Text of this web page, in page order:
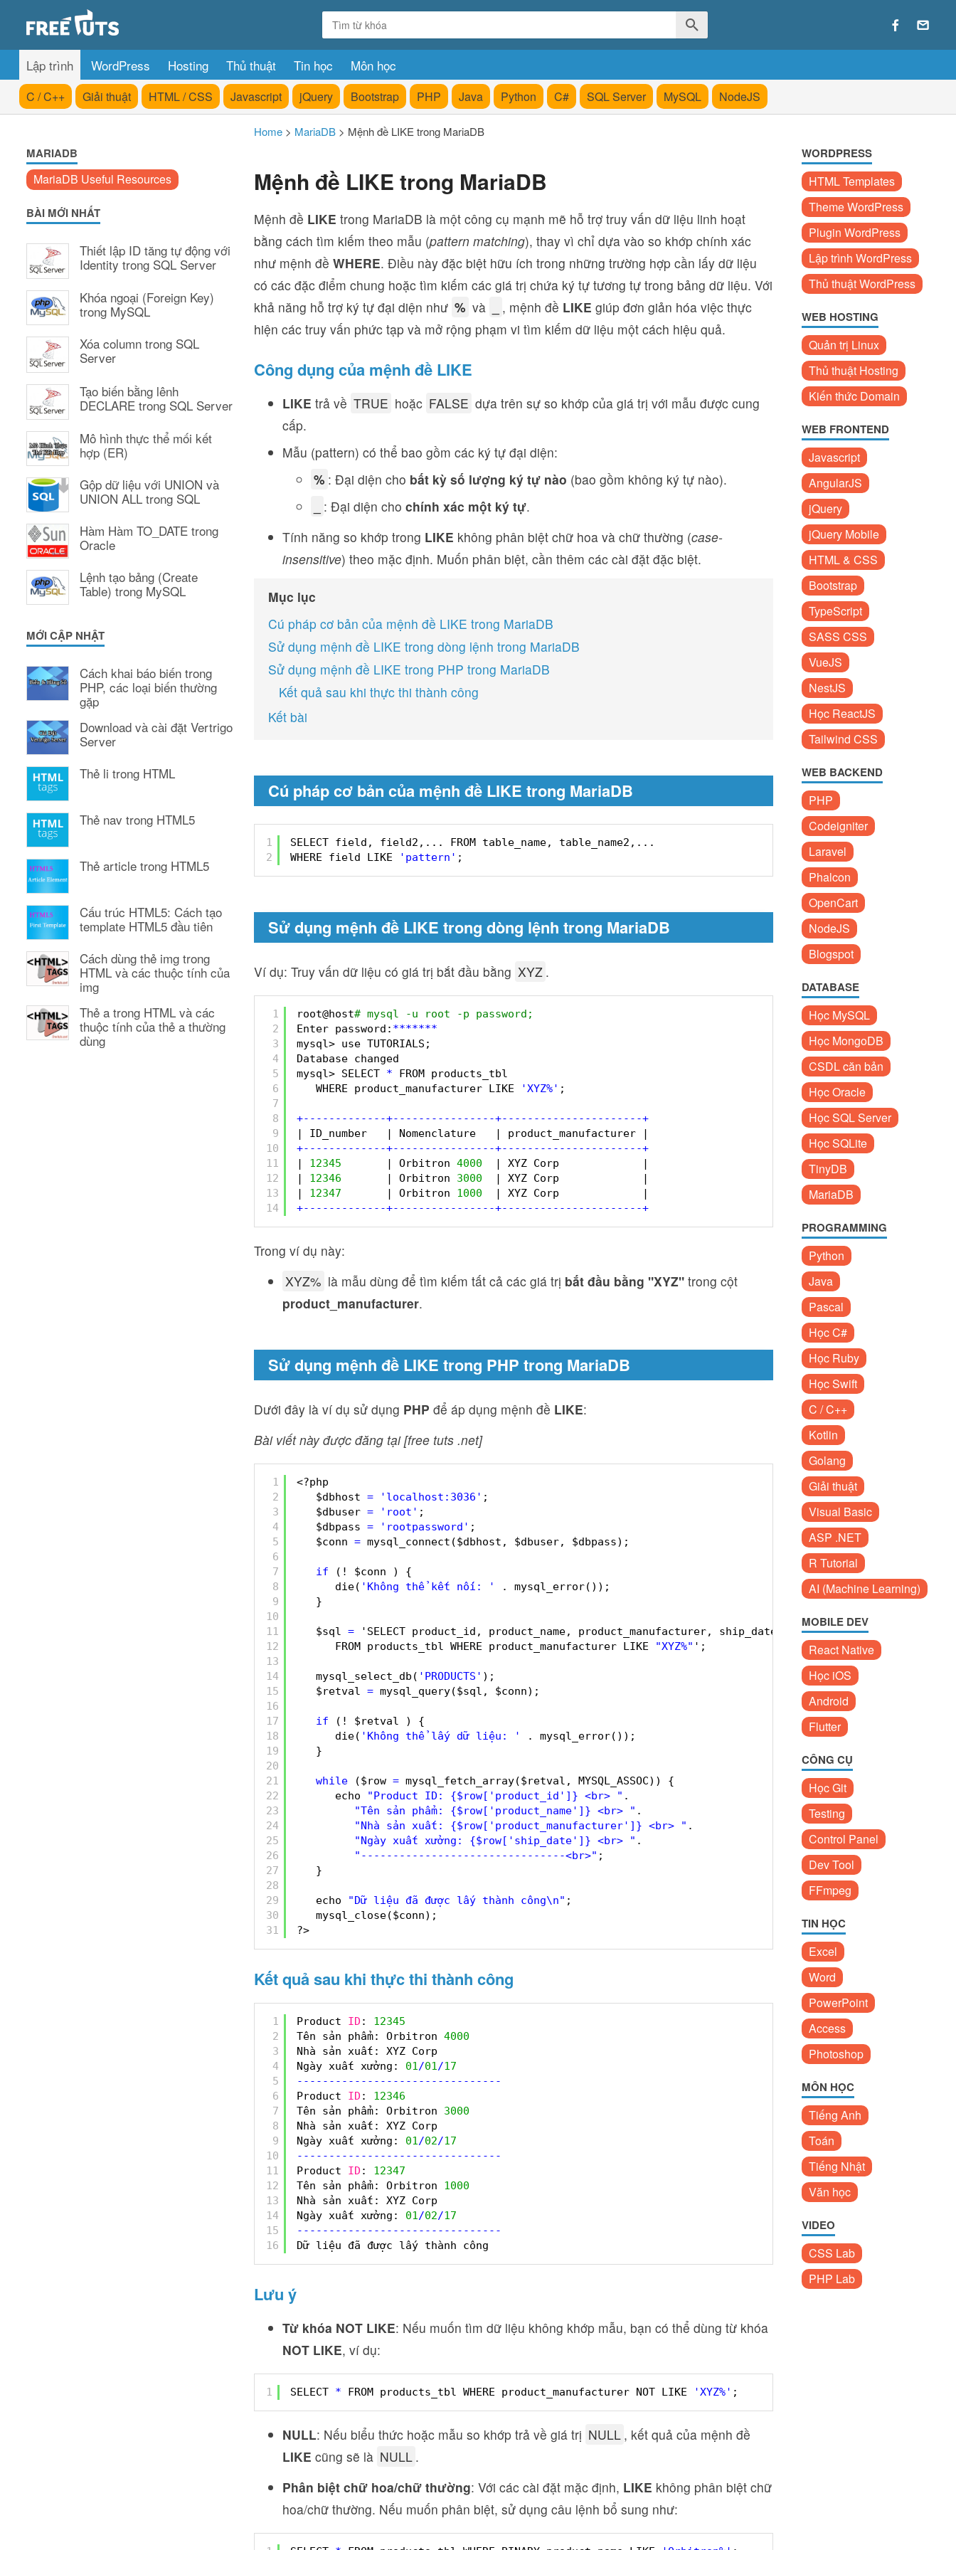
Lập trình WordPress Hosting Thủ thuật Tin học Môn học
C / C++ Giải thuật HTML / CSS Javascript jQuery Bootstrap PHP Java Python C# SQL Server MySQL NodeJS
MARIADB
MariaDB Useful Resources
BÀI MỚI NHẤT
Thiết lập ID tăng tự động với
Identity trong SQL Server
Khóa ngoại (Foreign Key)
trong MySQL
Xóa column trong SQL
Server
Tạo biến bằng lênh
DECLARE trong SQL Server
Mô hình thực thể mối kết
hợp (ER)
Gộp dữ liệu với UNION và
UNION ALL trong SQL
Hàm Hàm TO_DATE trong
Oracle
Lệnh tạo bảng (Create
Table) trong MySQL
MỚI CẬP NHẬT
Cách khai báo biến trong
PHP, các loại biến thường
gặp
Download và cài đặt Vertrigo
Server
Thẻ li trong HTML
Thẻ nav trong HTML5
Thẻ article trong HTML5
Cấu trúc HTML5: Cách tạo
template HTML5 đầu tiên
Cách dùng thẻ img trong
HTML và các thuộc tính của
img
Thẻ a trong HTML và các
thuộc tính của thẻ a thường
dùng
Home > MariaDB > Mệnh đề LIKE trong MariaDB
Mệnh đề LIKE trong MariaDB
Mệnh đề LIKE trong MariaDB là một công cụ mạnh mẽ hỗ trợ truy vấn dữ liệu linh hoạt
bằng cách tìm kiếm theo mẫu (pattern matching), thay vì chỉ dựa vào so khớp chính xác
như mệnh đề WHERE. Điều này đặc biệt hữu ích trong những trường hợp cần lấy dữ liệu
có các đặc điểm chung hoặc tìm kiếm các giá trị chứa ký tự tương tự trong bảng dữ liệu. Với
khả năng hỗ trợ ký tự đại diện như % và , mệnh đề LIKE giúp đơn giản hóa việc thực
hiện các truy vấn phức tạp và mở rộng phạm vi tìm kiếm dữ liệu một cách hiệu quả.
Công dụng của mệnh đề LIKE
LIKE trả về TRUE hoặc FALSE dựa trên sự so khớp của giá trị với mẫu được cung
cấp.
Mẫu (pattern) có thể bao gồm các ký tự đại diện:
% : Đại diện cho bất kỳ số lượng ký tự nào (bao gồm không ký tự nào).
: Đại diện cho chính xác một ký tự.
Tính năng so khớp trong LIKE không phân biệt chữ hoa và chữ thường (case-
insensitive) theo mặc định. Muốn phân biệt, cần thêm các cài đặt đặc biệt.
Mục lục
Cú pháp cơ bản của mệnh đề LIKE trong MariaDB
Sử dụng mệnh đề LIKE trong dòng lệnh trong MariaDB
Sử dụng mệnh đề LIKE trong PHP trong MariaDB
Kết quả sau khi thực thi thành công
Kết bài
Cú pháp cơ bản của mệnh đề LIKE trong MariaDB
1
2
SELECT field, field2,... FROM table_name, table_name2,...
WHERE field LIKE
'pattern' ;
Sử dụng mệnh đề LIKE trong dòng lệnh trong MariaDB
Ví dụ: Truy vấn dữ liệu có giá trị bắt đầu bằng XYZ .
1
2
3
4
5
6
7
8
9
10
11
12
13
14
root@host# mysql -u root -p password;
Enter password: *******
mysql> use TUTORIALS;
Database changed
mysql> SELECT *
FROM products_tbl
WHERE product_manufacturer LIKE
'XYZ%' ;
+- - - - - - - - - - - - -+- - - - - - - - - - - - - - - -+- - - - - - - - - - - - - - - - - - - - - -+
| ID_number   | Nomenclature   | product_manufacturer |
+- - - - - - - - - - - - -+- - - - - - - - - - - - - - - -+- - - - - - - - - - - - - - - - - - - - - -+
| 12345 | Orbitron 4000
| XYZ Corp             |
| 12346 | Orbitron 3000
| XYZ Corp             |
| 12347 | Orbitron 1000
| XYZ Corp             |
+- - - - - - - - - - - - -+- - - - - - - - - - - - - - - -+- - - - - - - - - - - - - - - - - - - - - -+
Trong ví dụ này:
XYZ% là mẫu dùng để tìm kiếm tất cả các giá trị bắt đầu bằng "XYZ" trong cột
product_manufacturer.
Sử dụng mệnh đề LIKE trong PHP trong MariaDB
Dưới đây là ví dụ sử dụng PHP để áp dụng mệnh đề LIKE:
Bài viết này được đăng tại [free tuts .net]
1
2
3
4
5
6
7
8
9
10
11
12
13
14
15
16
17
18
19
20
21
22
23
24
25
26
27
28
29
30
31
<?php
$dbhost = 'localhost:3036' ;
$dbuser = 'root' ;
$dbpass = 'rootpassword' ;
$conn = mysql_connect($dbhost, $dbuser, $dbpass);
if
(! $conn ) {
die( 'Không thể kết nối: '
. mysql_error());
}
$sql =
'SELECT product_id, product_name, product_manufacturer, ship_date
FROM products_tbl WHERE product_manufacturer LIKE
"XYZ%" ';
mysql_select_db( 'PRODUCTS' );
$retval = mysql_query($sql, $conn);
if
(! $retval ) {
die( 'Không thể lấy dữ liệu: '
. mysql_error());
}
while ($row = mysql_fetch_array($retval, MYSQL_ASSOC)) {
echo
"Product ID: {$row['product_id']} <br> " .
"Tên sản phẩm: {$row['product_name']} <br> " .
"Nhà sản xuất: {$row['product_manufacturer']} <br> " .
"Ngày xuất xưởng: {$row['ship_date']} <br> " .
"--------------------------------<br>" ;
}
echo "Dữ liệu đã được lấy thành công\n" ;
mysql_close($conn);
?>
Kết quả sau khi thực thi thành công
1
2
3
4
5
6
7
8
9
10
11
12
13
14
15
16
Product ID : 12345
Tên sản phẩm: Orbitron 4000
Nhà sản xuất: XYZ Corp
Ngày xuất xưởng: 01/01/17
- - - - - - - - - - - - - - - - - - - - - - - - - - - - - - - -
Product ID : 12346
Tên sản phẩm: Orbitron 3000
Nhà sản xuất: XYZ Corp
Ngày xuất xưởng: 01/02/17
- - - - - - - - - - - - - - - - - - - - - - - - - - - - - - - -
Product ID : 12347
Tên sản phẩm: Orbitron 1000
Nhà sản xuất: XYZ Corp
Ngày xuất xưởng: 01/02/17
- - - - - - - - - - - - - - - - - - - - - - - - - - - - - - - -
Dữ liệu đã được lấy thành công
Lưu ý
Từ khóa NOT LIKE: Nếu muốn tìm dữ liệu không khớp mẫu, bạn có thể dùng từ khóa
NOT LIKE, ví dụ:
1 SELECT * FROM products_tbl WHERE product_manufacturer NOT LIKE 'XYZ%' ;
NULL: Nếu biểu thức hoặc mẫu so khớp trả về giá trị NULL , kết quả của mệnh đề
LIKE cũng sẽ là NULL .
Phân biệt chữ hoa/chữ thường: Với các cài đặt mặc định, LIKE không phân biệt chữ
hoa/chữ thường. Nếu muốn phân biệt, sử dụng câu lệnh bổ sung như:
WORDPRESS
HTML Templates
Theme WordPress
Plugin WordPress
Lập trình WordPress
Thủ thuật WordPress
WEB HOSTING
Quản trị Linux
Thủ thuật Hosting
Kiến thức Domain
WEB FRONTEND
Javascript
AngularJS
jQuery
jQuery Mobile
HTML & CSS
Bootstrap
TypeScript
SASS CSS
VueJS
NestJS
Học ReactJS
Tailwind CSS
WEB BACKEND
PHP
Codeigniter
Laravel
Phalcon
OpenCart
NodeJS
Blogspot
DATABASE
Học MySQL
Học MongoDB
CSDL căn bản
Học Oracle
Học SQL Server
Học SQLite
TinyDB
MariaDB
PROGRAMMING
Python
Java
Pascal
Học C#
Học Ruby
Học Swift
C / C++
Kotlin
Golang
Giải thuật
Visual Basic
ASP .NET
R Tutorial
AI (Machine Learning)
MOBILE DEV
React Native
Học iOS
Android
Flutter
CÔNG CỤ
Học Git
Testing
Control Panel
Dev Tool
FFmpeg
TIN HỌC
Excel
Word
PowerPoint
Access
Photoshop
MÔN HỌC
Tiếng Anh
Toán
Tiếng Nhật
Văn học
VIDEO
CSS Lab
PHP Lab